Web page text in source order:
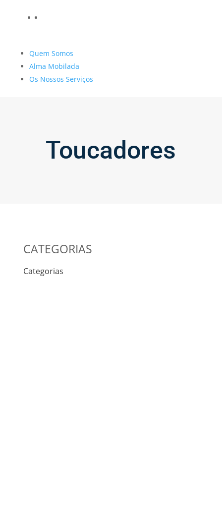
Quem Somos
Alma Mobilada
Os Nossos Serviços
Toucadores
CATEGORIAS
Categorias